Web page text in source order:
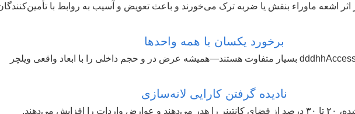
اثر اشعه ماوراء بنفش یا ضربه ترک می‌خورند و باعث تعویض و آسیب به روابط با
برخورد یکسان با همه واحدها
برچسب‌های dddhhAccessibleddhhh بسیار متفاوت هستند—همیشه عرض در و حجم داخلی را با ابعاد واقعی ویلچر
نادیده گرفتن کارایی لانه‌سازی
می‌دهند.